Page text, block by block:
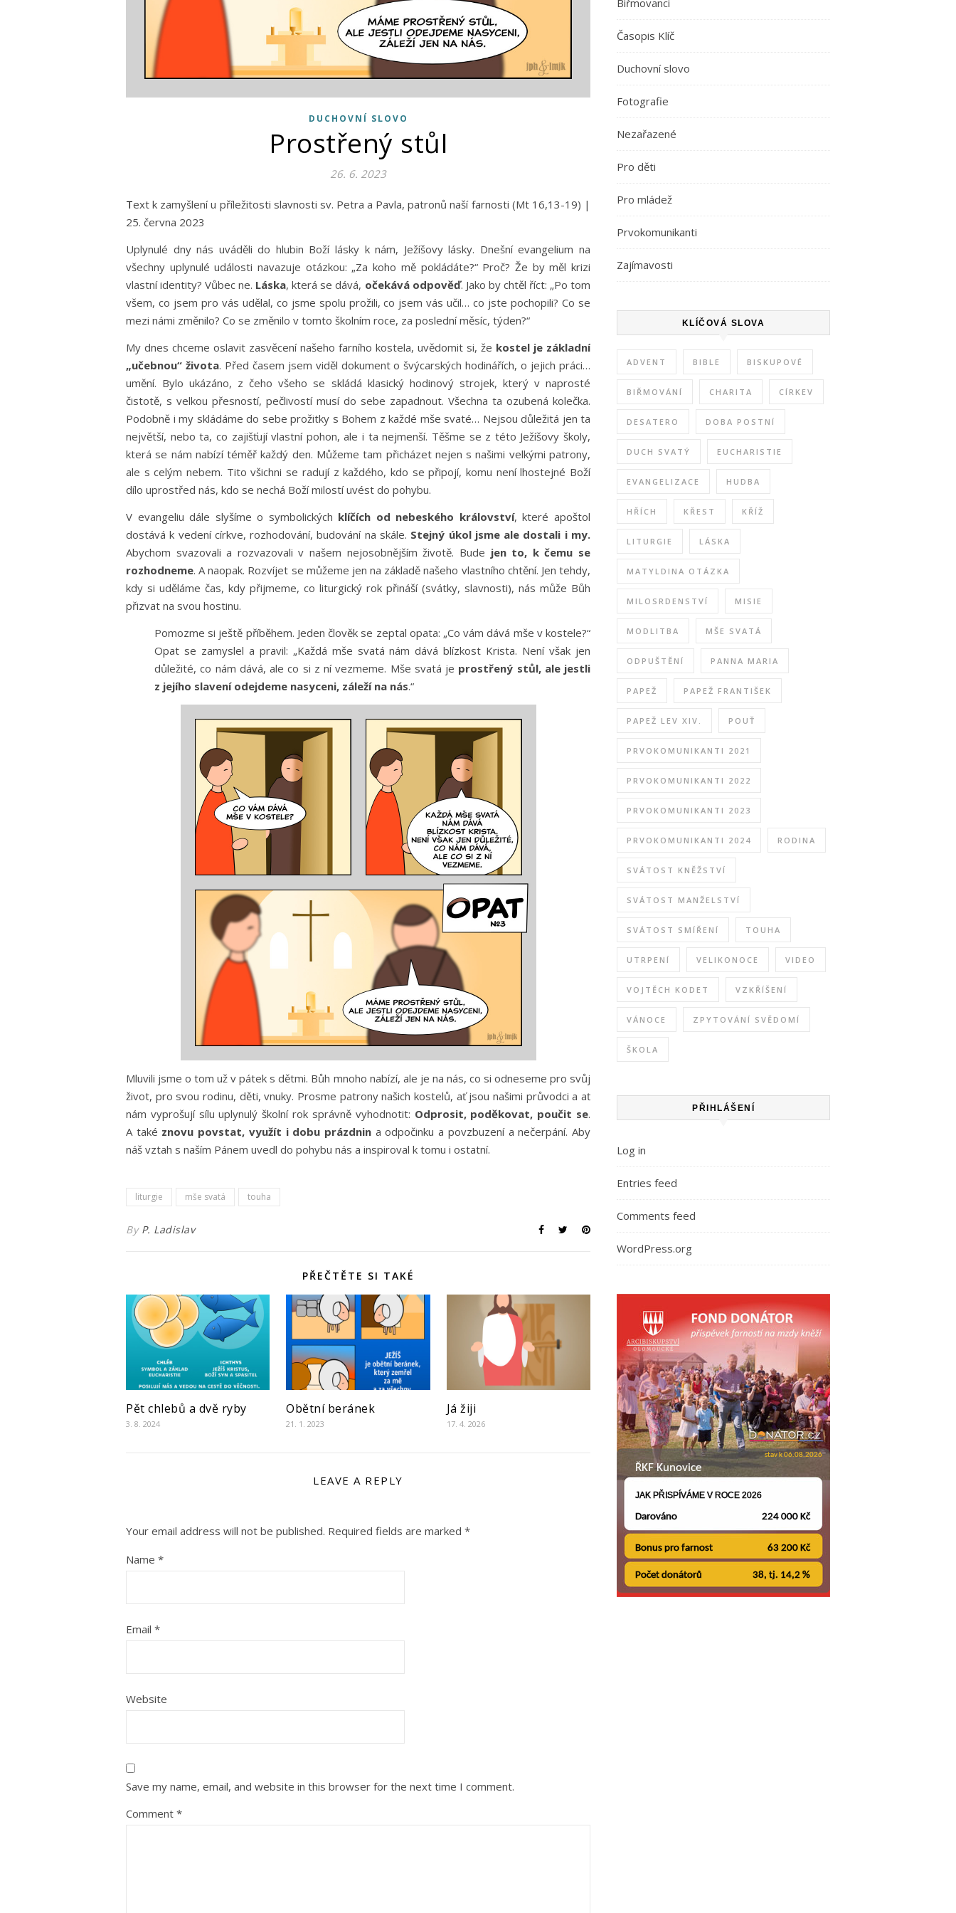
DUCHOVNÍ SLOVO
Prostřený stůl
26. 6. 2023
Text k zamyšlení u příležitosti slavnosti sv. Petra a Pavla, patronů naší farnosti (Mt 16,13-19) |
25. června 2023
Uplynulé dny nás uváděli do hlubin Boží lásky k nám, Ježíšovy lásky. Dnešní evangelium na
všechny uplynulé události navazuje otázkou: „Za koho mě pokládáte?“ Proč? Že by měl krizi
vlastní identity? Vůbec ne. Láska, která se dává, očekává odpověď. Jako by chtěl říct: „Po tom
všem, co jsem pro vás udělal, co jsme spolu prožili, co jsem vás učil… co jste pochopili? Co se
mezi námi změnilo? Co se změnilo v tomto školním roce, za poslední měsíc, týden?“
My dnes chceme oslavit zasvěcení našeho farního kostela, uvědomit si, že kostel je základní
„učebnou“ života. Před časem jsem viděl dokument o švýcarských hodinářích, o jejich práci…
umění. Bylo ukázáno, z čeho všeho se skládá klasický hodinový strojek, který v naprosté
čistotě, s velkou přesností, pečlivostí musí do sebe zapadnout. Všechna ta ozubená kolečka.
Podobně i my skládáme do sebe prožitky s Bohem z každé mše svaté… Nejsou důležitá jen ta
největší, nebo ta, co zajišťují vlastní pohon, ale i ta nejmenší. Těšme se z této Ježíšovy školy,
která se nám nabízí téměř každý den. Můžeme tam přicházet nejen s našimi velkými patrony,
ale s celým nebem. Tito všichni se radují z každého, kdo se připojí, komu není lhostejné Boží
dílo uprostřed nás, kdo se nechá Boží milostí uvést do pohybu.
V evangeliu dále slyšíme o symbolických klíčích od nebeského království, které apoštol
dostává k vedení církve, rozhodování, budování na skále. Stejný úkol jsme ale dostali i my.
Abychom svazovali a rozvazovali v našem nejosobnějším životě. Bude jen to, k čemu se
rozhodneme. A naopak. Rozvíjet se můžeme jen na základě našeho vlastního chtění. Jen tehdy,
kdy si uděláme čas, kdy přijmeme, co liturgický rok přináší (svátky, slavnosti), nás může Bůh
přizvat na svou hostinu.
Pomozme si ještě příběhem. Jeden člověk se zeptal opata: „Co vám dává mše v kostele?“
Opat se zamyslel a pravil: „Každá mše svatá nám dává blízkost Krista. Není však jen
důležité, co nám dává, ale co si z ní vezmeme. Mše svatá je prostřený stůl, ale jestli
z jejího slavení odejdeme nasyceni, záleží na nás.“
Mluvili jsme o tom už v pátek s dětmi. Bůh mnoho nabízí, ale je na nás, co si odneseme pro svůj
život, pro svou rodinu, děti, vnuky. Prosme patrony našich kostelů, ať jsou našimi průvodci a ať
nám vyprošují sílu uplynulý školní rok správně vyhodnotit: Odprosit, poděkovat, poučit se.
A také znovu povstat, využít i dobu prázdnin a odpočinku a povzbuzení a nečerpání. Aby
náš vztah s naším Pánem uvedl do pohybu nás a inspiroval k tomu i ostatní.
liturgie mše svatá touha
By P. Ladislav
PŘEČTĚTE SI TAKÉ
Pět chlebů a dvě ryby
3. 8. 2024
Obětní beránek
21. 1. 2023
Já žiji
17. 4. 2026
LEAVE A REPLY
Your email address will not be published. Required fields are marked *
Name *
Email *
Website
Save my name, email, and website in this browser for the next time I comment.
Comment *
Časopis Klíč
Duchovní slovo
Fotografie
Nezařazené
Pro děti
Pro mládež
Prvokomunikanti
Zajímavosti
KLÍČOVÁ SLOVA
ADVENT BIBLE BISKUPOVÉ
BIŘMOVÁNÍ CHARITA CÍRKEV
DESATERO DOBA POSTNÍ
DUCH SVATÝ EUCHARISTIE
EVANGELIZACE HUDBA
HŘÍCH KŘEST KŘÍŽ
LITURGIE LÁSKA
MATYLDINA OTÁZKA
MILOSRDENSTVÍ MISIE
MODLITBA MŠE SVATÁ
ODPUŠTĚNÍ PANNA MARIA
PAPEŽ PAPEŽ FRANTIŠEK
PAPEŽ LEV XIV. POUŤ
PRVOKOMUNIKANTI 2021
PRVOKOMUNIKANTI 2022
PRVOKOMUNIKANTI 2023
PRVOKOMUNIKANTI 2024 RODINA
SVÁTOST KNĚŽSTVÍ
SVÁTOST MANŽELSTVÍ
SVÁTOST SMÍŘENÍ TOUHA
UTRPENÍ VELIKONOCE VIDEO
VOJTĚCH KODET VZKŘÍŠENÍ
VÁNOCE ZPYTOVÁNÍ SVĚDOMÍ
ŠKOLA
PŘIHLÁŠENÍ
Log in
Entries feed
Comments feed
WordPress.org